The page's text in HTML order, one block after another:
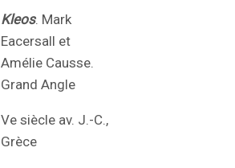
Kleos. Mark
Eacersall et
Amélie Causse.
Grand Angle
Ve siècle av. J.-C.,
Grèce